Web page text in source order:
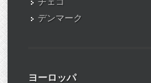
デンマーク
ヨーロッパ